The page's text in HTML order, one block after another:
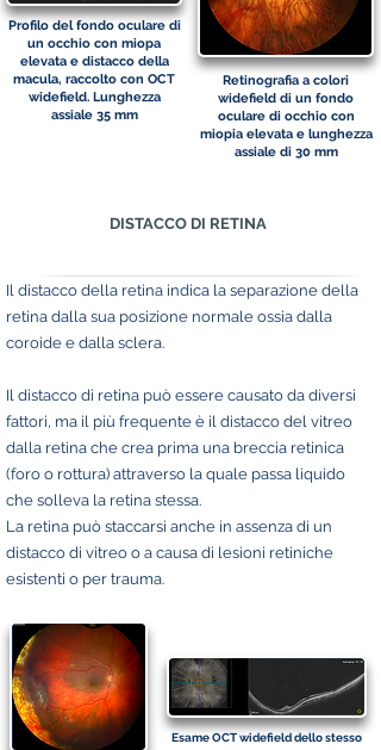
Profilo del fondo oculare di
un occhio con miopa
elevata e distacco della
macula, raccolto con OCT
widefield. Lunghezza
assiale 35 mm
Retinografia a colori
widefield di un fondo
oculare di occhio con
miopia elevata e lunghezza
assiale di 30 mm
DISTACCO DI RETINA
Il distacco della retina indica la separazione della
retina dalla sua posizione normale ossia dalla
coroide e dalla sclera.
Il distacco di retina può essere causato da diversi
fattori, ma il più frequente è il distacco del vitreo
dalla retina che crea prima una breccia retinica
(foro o rottura) attraverso la quale passa liquido
che solleva la retina stessa.
La retina può staccarsi anche in assenza di un
distacco di vitreo o a causa di lesioni retiniche
esistenti o per trauma.
Esame OCT widefield dello stesso